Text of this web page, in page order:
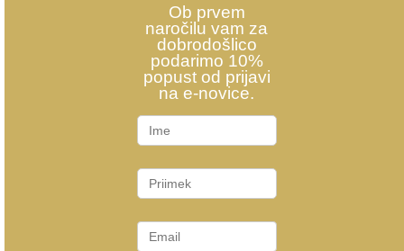
Ob prvem
naročilu vam za
dobrodošlico
podarimo 10%
popust od prijavi
na e-novice.